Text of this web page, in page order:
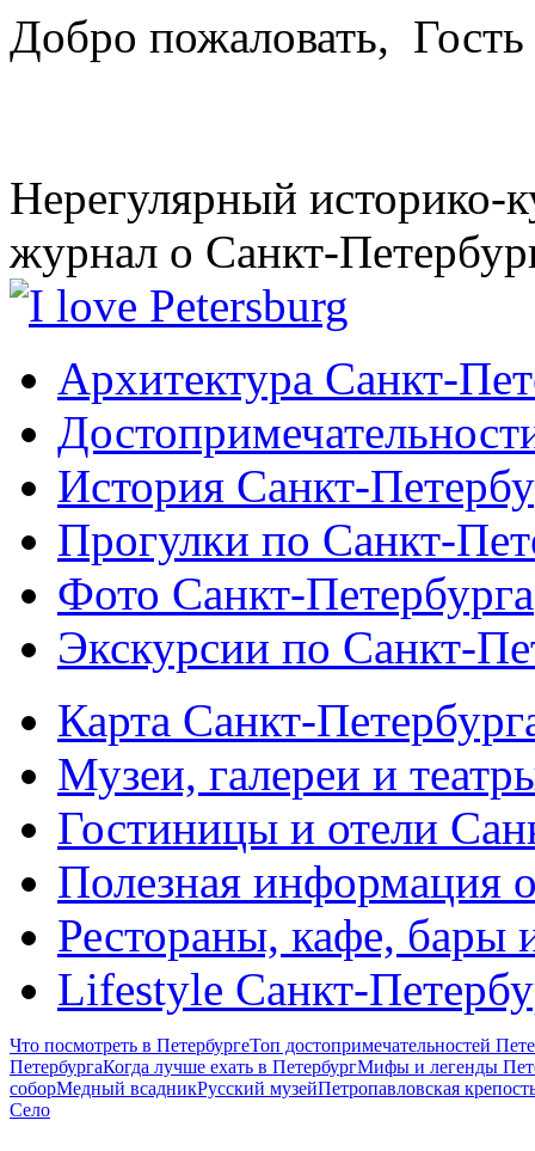
Добро пожаловать, Гость
Нерегулярный историко-
журнал о Санкт-
Архитектура Санкт-
История Санкт-
Прогулки по Санкт-
Фото Санкт-Петербурга
Экскурсии по Санкт-
Карта Санкт-
Музеи, галереи и
Гостиницы и отели
Полезная информация
Рестораны, кафе, бары
Lifestyle Санкт-
Что посмотреть в ПетербургеТоп достопримечательностей
ПетербургаКогда лучше ехать в ПетербургМифы и легенды
соборМедный всадникРусский музейПетропавловская
Село